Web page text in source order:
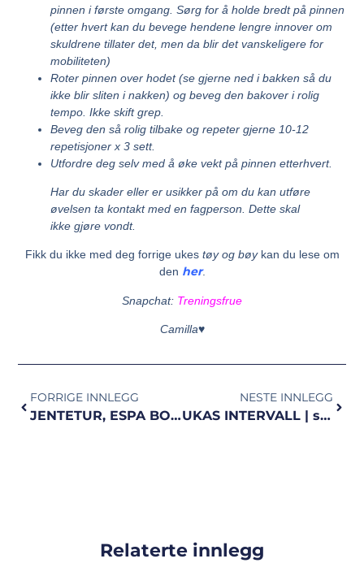
pinnen i første omgang. Sørg for å holde bredt på pinnen
(etter hvert kan du bevege hendene lengre innover om
skuldrene tillater det, men da blir det vanskeligere for
mobiliteten)
Roter pinnen over hodet (se gjerne ned i bakken så du
ikke blir sliten i nakken) og beveg den bakover i rolig
tempo. Ikke skift grep.
Beveg den så rolig tilbake og repeter gjerne 10-12
repetisjoner x 3 sett.
Utfordre deg selv med å øke vekt på pinnen etterhvert.
Har du skader eller er usikker på om du kan utføre
øvelsen ta kontakt med en fagperson. Dette skal
ikke gjøre vondt.
Fikk du ikke med deg forrige ukes tøy og bøykan du lese om
den her.
Snapchat: Treningsfrue
Camilla♥
FORRIGE INNLEGG
JENTETUR, ESPA BOLLER OG AFTERSKI | ny video
NESTE INNLEGG
UKAS INTERVALL | svettefest og puls
Relaterte innlegg